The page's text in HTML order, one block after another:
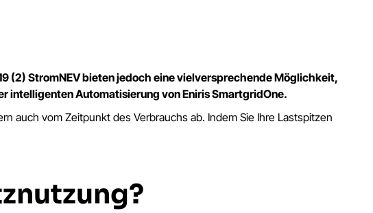
(2) StromNEV bieten jedoch eine vielversprechende Möglichkeit,
intelligenten Automatisierung von Eniris SmartgridOne.
auch vom Zeitpunkt des Verbrauchs ab. Indem Sie Ihre Lastspitzen